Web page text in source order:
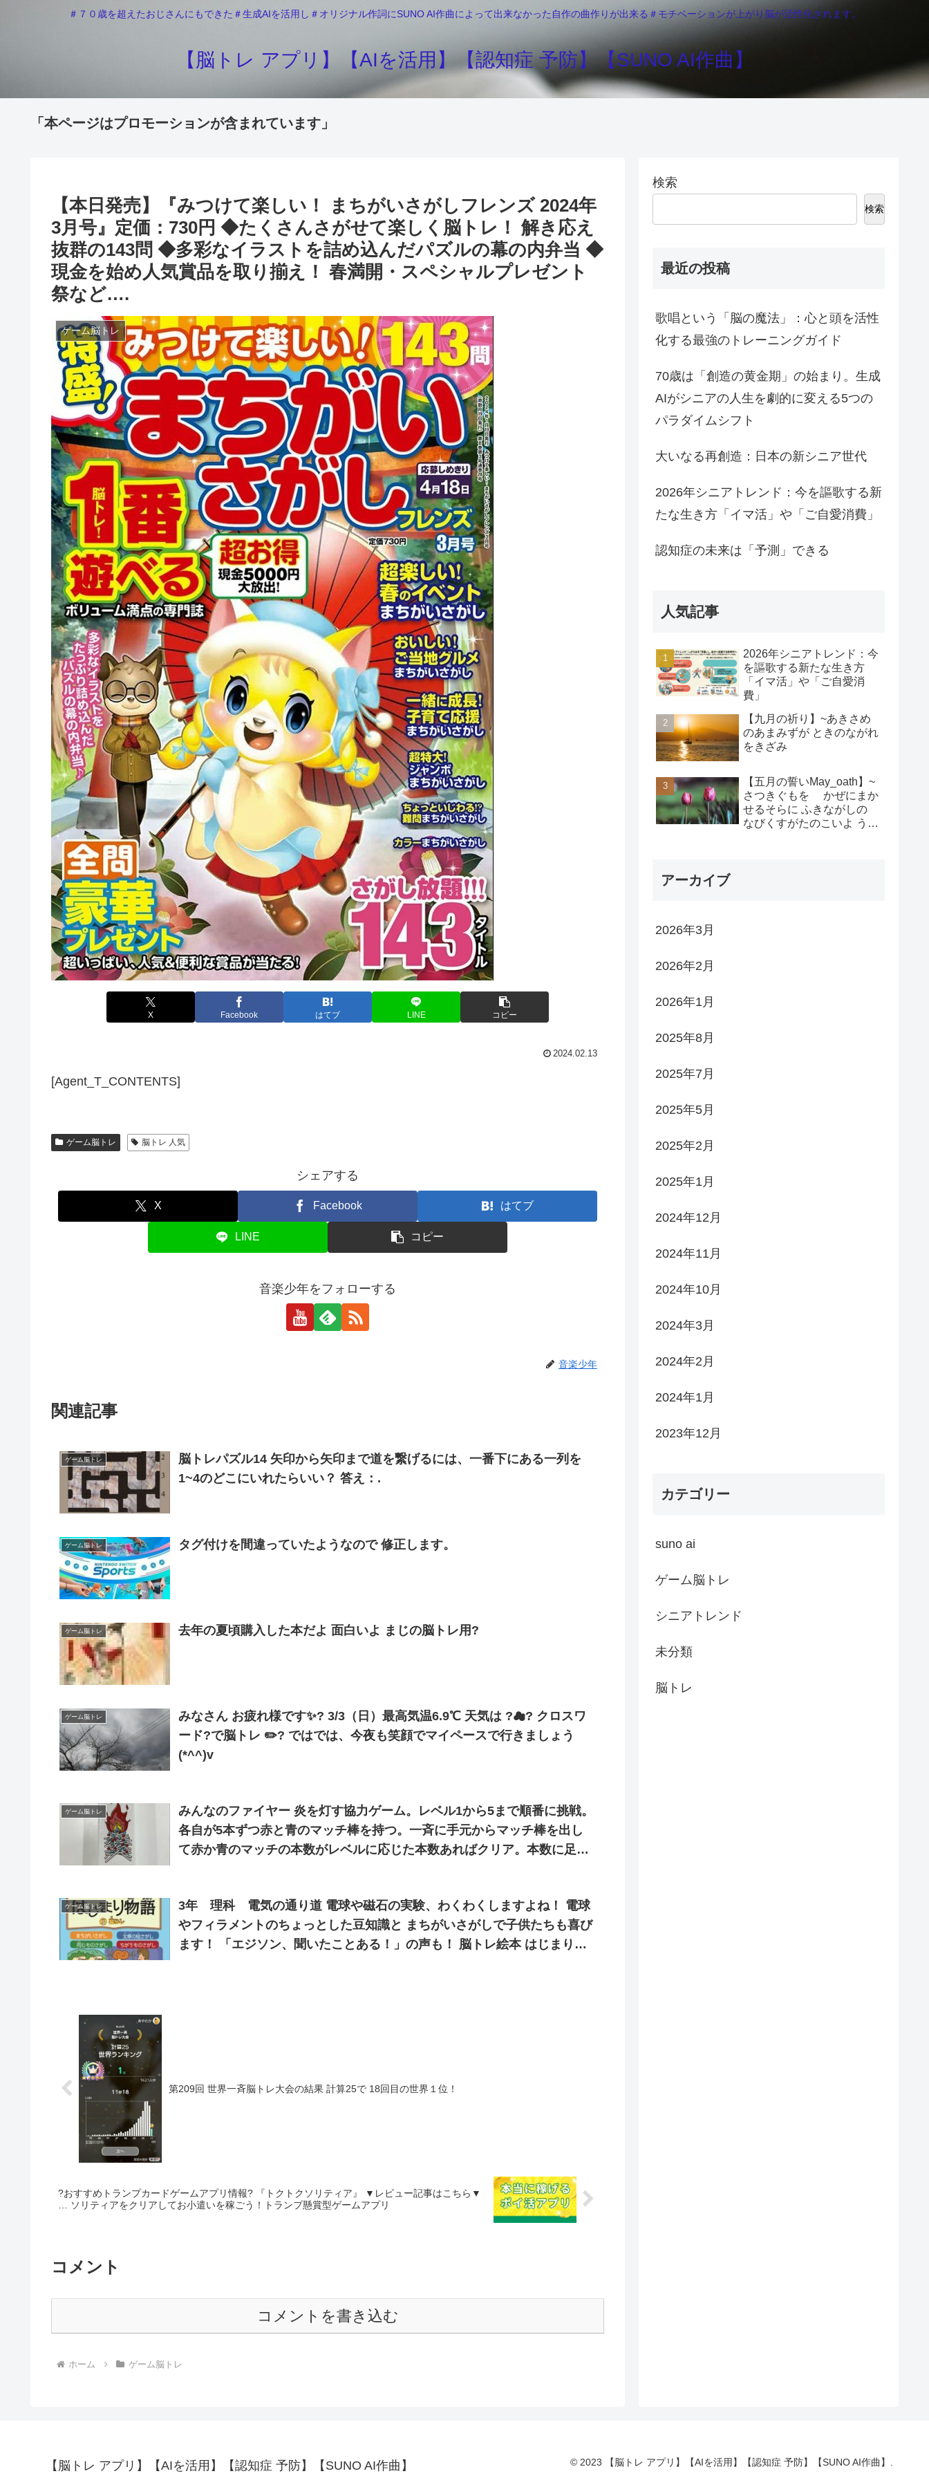
＃７０歳を超えたおじさんにもできた＃生成AIを活用し＃オリジナル作詞にSUNO AI作曲によって出来なかった自作の曲作りが出来る＃モチベーションが上がり脳が活性化されます。
【脳トレ アプリ】【AIを活用】【認知症 予防】【SUNO AI作曲】
「本ページはプロモーションが含まれています」
【本日発売】『みつけて楽しい！ まちがいさがしフレンズ 2024年
3月号』定価：730円 ◆たくさんさがせて楽しく脳トレ！ 解き応え
抜群の143問 ◆多彩なイラストを詰め込んだパズルの幕の内弁当 ◆
現金を始め人気賞品を取り揃え！ 春満開・スペシャルプレゼント
祭など….
ゲーム脳トレ
X Facebook はてブ LINE コピー
2024.02.13
[Agent_T_CONTENTS]
ゲーム脳トレ 脳トレ 人気
シェアする
X Facebook はてブ
LINE コピー
音楽少年をフォローする
音楽少年
関連記事
ゲーム脳トレ
脳トレパズル14 矢印から矢印まで道を繋げるには、一番下にある一列を
1~4のどこにいれたらいい？ 答え：.
ゲーム脳トレ タグ付けを間違っていたようなので 修正します。
ゲーム脳トレ 去年の夏頃購入した本だよ 面白いよ まじの脳トレ用?
ゲーム脳トレ
みなさん お疲れ様です✨? 3/3（日）最高気温6.9℃ 天気は ?☁? クロスワ
ード?で脳トレ ✏️?️ ではでは、今夜も笑顔でマイペースで行きましょう
(*^^)v
ゲーム脳トレ
みんなのファイヤー 炎を灯す協力ゲーム。レベル1から5まで順番に挑戦。
各自が5本ずつ赤と青のマッチ棒を持つ。一斉に手元からマッチ棒を出し
て赤か青のマッチの本数がレベルに応じた本数あればクリア。本数に足り
ゲーム脳トレ
3年 理科 電気の通り道 電球や磁石の実験、わくわくしますよね！ 電球
やフィラメントのちょっとした豆知識と まちがいさがしで子供たちも喜び
ます！ 「エジソン、聞いたことある！」の声も！ 脳トレ絵本 はじまり物
第209回 世界一斉脳トレ大会の結果 計算25で 18回目の世界１位！
?おすすめトランプカードゲームアプリ情報? 『トクトクソリティア』 ▼レビュー記事はこちら▼
… ソリティアをクリアしてお小遣いを稼ごう！トランプ懸賞型ゲームアプリ
コメント
コメントを書き込む
ホーム ゲーム脳トレ
検索
検索
最近の投稿
歌唱という「脳の魔法」：心と頭を活性
化する最強のトレーニングガイド
70歳は「創造の黄金期」の始まり。生成
AIがシニアの人生を劇的に変える5つの
パラダイムシフト
大いなる再創造：日本の新シニア世代
2026年シニアトレンド：今を謳歌する新
たな生き方「イマ活」や「ご自愛消費」
認知症の未来は「予測」できる
人気記事
2026年シニアトレンド：今
を謳歌する新たな生き方
「イマ活」や「ご自愛消
費」
【九月の祈り】~あきさめ
のあまみずが ときのながれ
をきざみ
【五月の誓いMay_oath】~
さつきぐもを かぜにまか
せるそらに ふきながしの
なびくすがたのこいよ うま
アーカイブ
2026年3月
2026年2月
2026年1月
2025年8月
2025年7月
2025年5月
2025年2月
2025年1月
2024年12月
2024年11月
2024年10月
2024年3月
2024年2月
2024年1月
2023年12月
カテゴリー
suno ai
ゲーム脳トレ
シニアトレンド
未分類
脳トレ
【脳トレ アプリ】【AIを活用】【認知症 予防】【SUNO AI作曲】 © 2023 【脳トレ アプリ】【AIを活用】【認知症 予防】【SUNO AI作曲】.